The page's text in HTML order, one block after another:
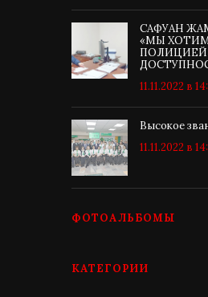
САФУАН
«МЫ
11.11.2022 в
Высокое
11.11.2022 в
ФОТОАЛЬБОМЫ
КАТЕГОРИИ